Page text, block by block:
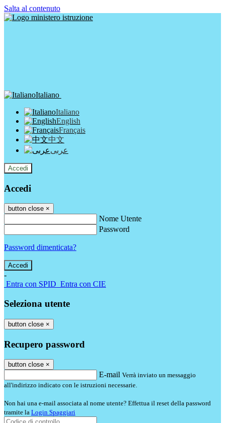
Salta al contenuto
Italiano
Italiano
English
Français
中文
عربى
Accedi
Accedi
button close ×
Nome Utente
Password
Password dimenticata?
-
Entra con SPID Entra con CIE
Seleziona utente
button close ×
Recupero password
button close ×
E-mail Verrà inviato un messaggio
all'indirizzo indicato con le istruzioni necessarie.
Non hai una e-mail associata al nome utente? Effettua il reset della password
tramite la Login Spaggiari